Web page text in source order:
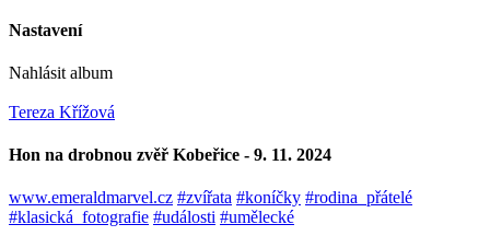
Nastavení
Nahlásit album
Tereza Křížová
Hon na drobnou zvěř Kobeřice - 9. 11. 2024
www.emeraldmarvel.cz #zvířata #koníčky #rodina_přátelé
#klasická_fotografie #události #umělecké